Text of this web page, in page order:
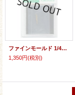
ファインモールド 1/48 日本海軍機用ピトー管セット
1,350円(税別)